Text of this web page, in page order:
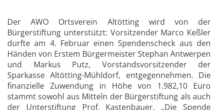
Der AWO Ortsverein Altötting wird von der
Bürgerstiftung unterstützt: Vorsitzender Marco Keßler
durfte am 4. Februar einen Spendenscheck aus den
Händen von Erstem Bürgermeister Stephan Antwerpen
und Markus Putz, Vorstandsvorsitzender der
Sparkasse Altötting-Mühldorf, entgegennehmen. Die
finanzielle Zuwendung in Höhe von 1.982,10 Euro
stammt sowohl aus Mitteln der Bürgerstiftung als auch
der Unterstiftung Prof. Kastenbauer. „Die Spende